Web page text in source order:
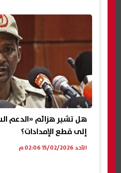
هل تشير هزائم «الدعم
إلى قطع الإمدادات؟
الأحد 15/02/2026 02:06 م